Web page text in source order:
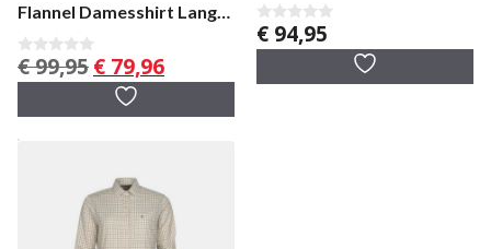
Flannel Damesshirt Lange
Mouw
0
v
5
€99,95 Oorspronkelijke
prijs
was:
€ 79,96Huidige
prijs
0
v
€ 94,95